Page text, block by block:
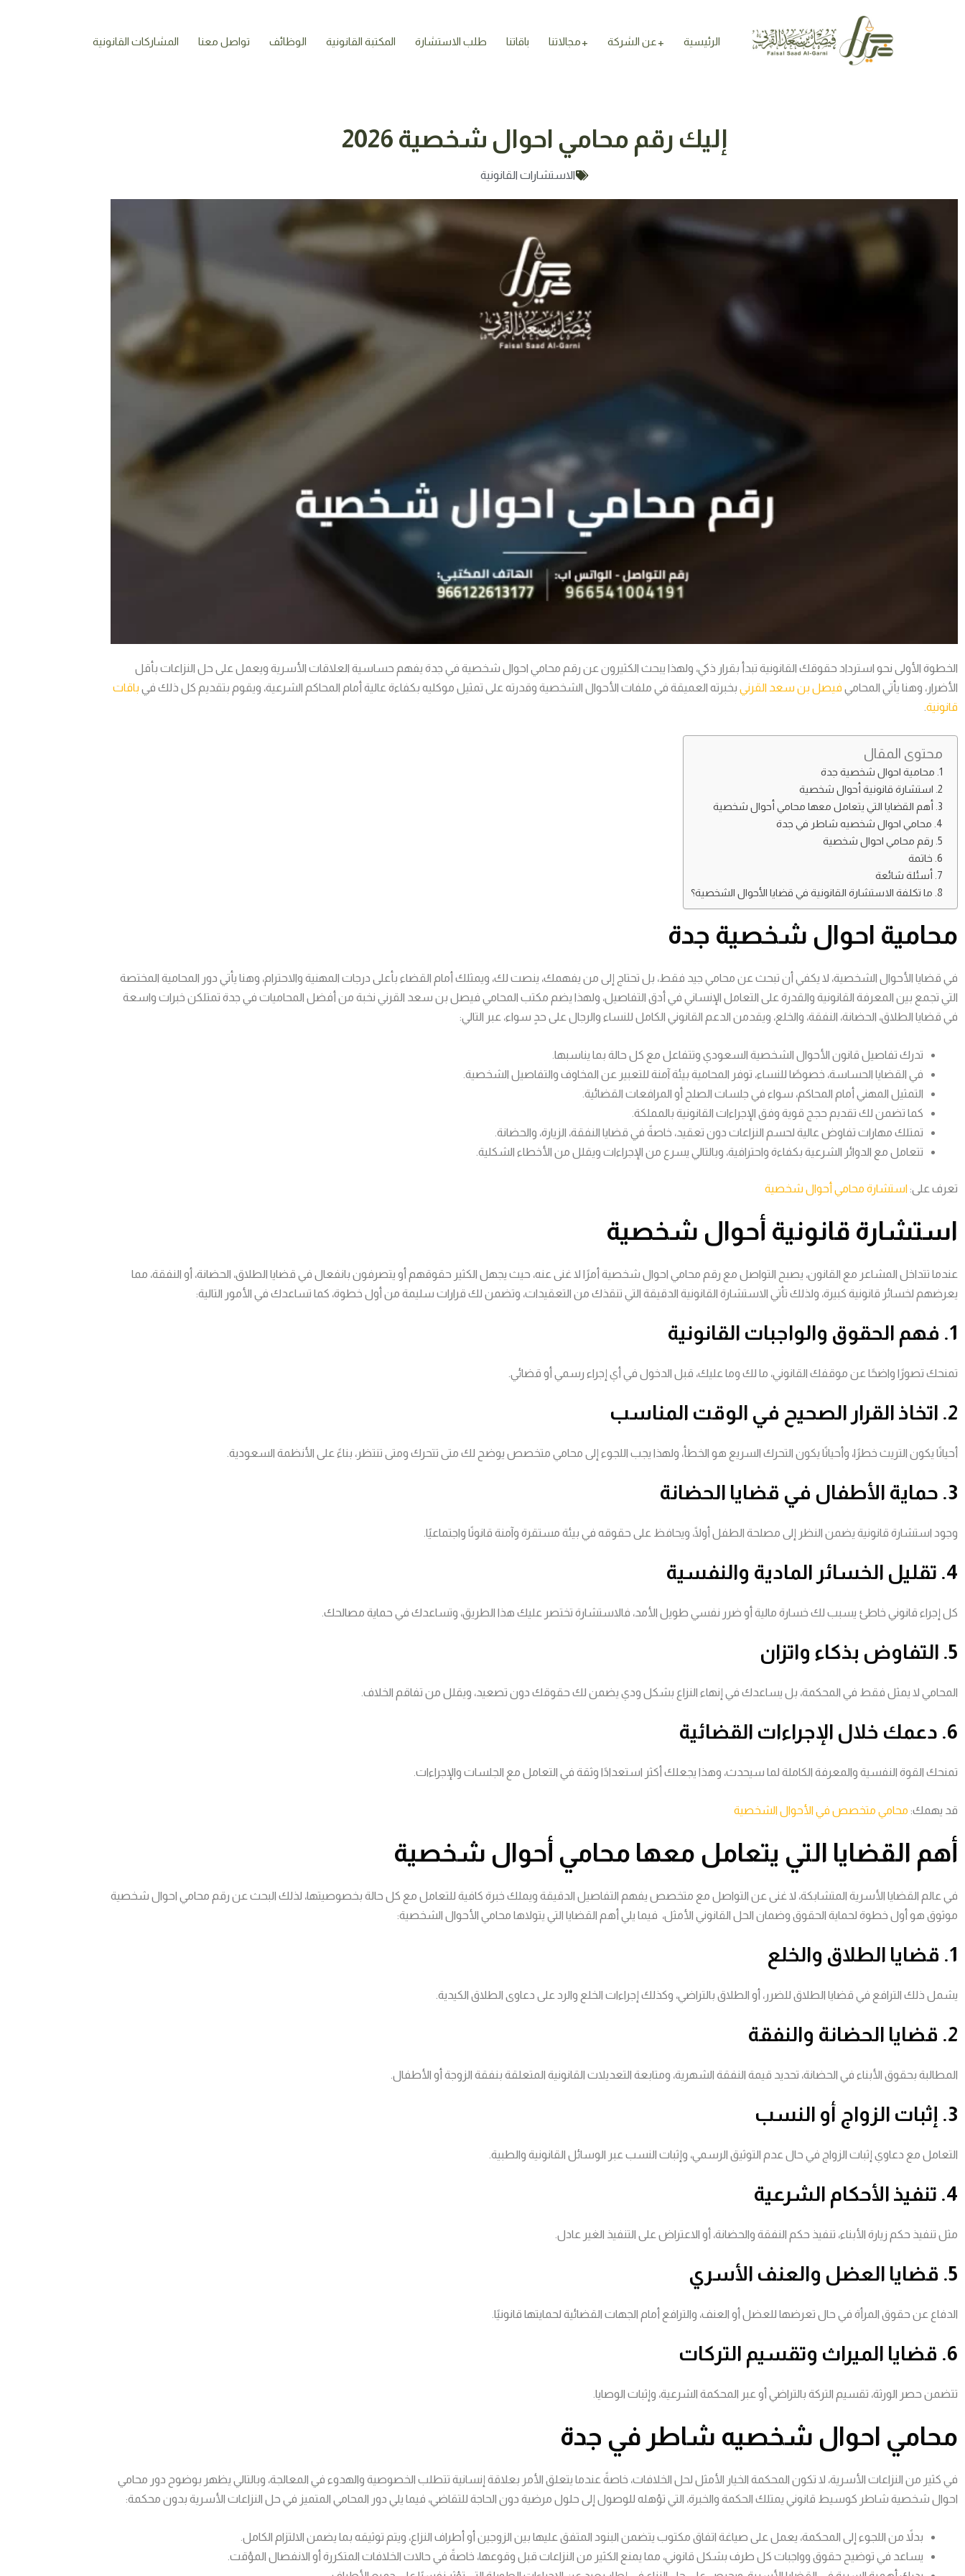
الرئيسية عن الشركة مجالاتنا باقاتنا طلب الاستشارة المكتبة القانونية الوظائف تواصل معنا المشاركات القانونية
إليك رقم محامي احوال شخصية 2026
الاستشارات القانونية
الخطوة الأولى نحو استرداد حقوقك القانونية تبدأ بقرار ذكي، ولهذا يبحث الكثيرون عن رقم محامي احوال شخصية في جدة يفهم حساسية العلاقات الأسرية ويعمل على حل النزاعات بأقل
الأضرار، وهنا يأتي المحامي فيصل بن سعد القرني بخبرته العميقة في ملفات الأحوال الشخصية وقدرته على تمثيل موكليه بكفاءة عالية أمام المحاكم الشرعية، ويقوم بتقديم كل ذلك في باقات
قانونية
محتوى المقال
محامية احوال شخصية جدة
استشارة قانونية أحوال شخصية
أهم القضايا التي يتعامل معها محامي أحوال شخصية
محامي احوال شخصيه شاطر في جدة
رقم محامي احوال شخصية
خاتمة
أسئلة شائعة
ما تكلفة الاستشارة القانونية في قضايا الأحوال الشخصية؟
محامية احوال شخصية جدة
في قضايا الأحوال الشخصية، لا يكفي أن تبحث عن محامي جيد فقط، بل تحتاج إلى من يفهمك، ينصت لك، ويمثلك أمام القضاء بأعلى درجات المهنية والاحترام، وهنا يأتي دور المحامية المختصة
التي تجمع بين المعرفة القانونية والقدرة على التعامل الإنساني في أدق التفاصيل، ولهذا يضم مكتب المحامي فيصل بن سعد القرني نخبة من أفضل المحاميات في جدة تمتلكن خبرات واسعة
في قضايا الطلاق، الحضانة، النفقة، والخلع، ويقدمن الدعم القانوني الكامل للنساء والرجال على حدٍ سواء، عبر التالي:
تدرك تفاصيل قانون الأحوال الشخصية السعودي وتتفاعل مع كل حالة بما يناسبها.
في القضايا الحساسة، خصوصًا للنساء، توفر المحامية بيئة آمنة للتعبير عن المخاوف والتفاصيل الشخصية.
التمثيل المهني أمام المحاكم، سواء في جلسات الصلح أو المرافعات القضائية.
كما تضمن لك تقديم حجج قوية وفق الإجراءات القانونية بالمملكة.
تمتلك مهارات تفاوض عالية لحسم النزاعات دون تعقيد، خاصةً في قضايا النفقة، الزيارة، والحضانة.
تتعامل مع الدوائر الشرعية بكفاءة واحترافية، وبالتالي يسرع من الإجراءات ويقلل من الأخطاء الشكلية.
تعرف على: استشارة محامي أحوال شخصية
استشارة قانونية أحوال شخصية
عندما تتداخل المشاعر مع القانون، يصبح التواصل مع رقم محامي احوال شخصية أمرًا لا غنى عنه، حيث يجهل الكثير حقوقهم أو يتصرفون بانفعال في قضايا الطلاق، الحضانة، أو النفقة، مما
يعرضهم لخسائر قانونية كبيرة، ولذلك تأتي الاستشارة القانونية الدقيقة التي تنقذك من التعقيدات، وتضمن لك قرارات سليمة من أول خطوة، كما تساعدك في الأمور التالية:
1. فهم الحقوق والواجبات القانونية
تمنحك تصورًا واضحًا عن موقفك القانوني، ما لك وما عليك، قبل الدخول في أي إجراء رسمي أو قضائي.
2. اتخاذ القرار الصحيح في الوقت المناسب
أحيانًا يكون التريث خطرًا، وأحيانًا يكون التحرك السريع هو الخطأ، ولهذا يجب اللجوء إلى محامي متخصص يوضح لك متى تتحرك ومتى تنتظر، بناءً على الأنظمة السعودية.
3. حماية الأطفال في قضايا الحضانة
وجود استشارة قانونية يضمن النظر إلى مصلحة الطفل أولًا، ويحافظ على حقوقه في بيئة مستقرة وآمنة قانونًا واجتماعيًا.
4. تقليل الخسائر المادية والنفسية
كل إجراء قانوني خاطئ يسبب لك خسارة مالية أو ضرر نفسي طويل الأمد، فالاستشارة تختصر عليك هذا الطريق، وتساعدك في حماية مصالحك.
5. التفاوض بذكاء واتزان
المحامي لا يمثل فقط في المحكمة، بل يساعدك في إنهاء النزاع بشكل ودي يضمن لك حقوقك دون تصعيد، ويقلل من تفاقم الخلاف.
6. دعمك خلال الإجراءات القضائية
تمنحك القوة النفسية والمعرفة الكاملة لما سيحدث، وهذا يجعلك أكثر استعدادًا وثقة في التعامل مع الجلسات والإجراءات.
قد يهمك: محامي متخصص في الأحوال الشخصية
أهم القضايا التي يتعامل معها محامي أحوال شخصية
في عالم القضايا الأسرية المتشابكة، لا غنى عن التواصل مع متخصص يفهم التفاصيل الدقيقة ويملك خبرة كافية للتعامل مع كل حالة بخصوصيتها، لذلك البحث عن رقم محامي احوال شخصية
موثوق هو أول خطوة لحماية الحقوق وضمان الحل القانوني الأمثل، فيما يلي أهم القضايا التي يتولاها محامي الأحوال الشخصية:
1. قضايا الطلاق والخلع
يشمل ذلك الترافع في قضايا الطلاق للضرر، أو الطلاق بالتراضي، وكذلك إجراءات الخلع والرد على دعاوى الطلاق الكيدية.
2. قضايا الحضانة والنفقة
المطالبة بحقوق الأبناء في الحضانة، تحديد قيمة النفقة الشهرية، ومتابعة التعديلات القانونية المتعلقة بنفقة الزوجة أو الأطفال.
3. إثبات الزواج أو النسب
التعامل مع دعاوي إثبات الزواج في حال عدم التوثيق الرسمي، وإثبات النسب عبر الوسائل القانونية والطبية.
4. تنفيذ الأحكام الشرعية
مثل تنفيذ حكم زيارة الأبناء، تنفيذ حكم النفقة والحضانة، أو الاعتراض على التنفيذ الغير عادل.
5. قضايا العضل والعنف الأسري
الدفاع عن حقوق المرأة في حال تعرضها للعضل أو العنف، والترافع أمام الجهات القضائية لحمايتها قانونيًا.
6. قضايا الميراث وتقسيم التركات
تتضمن حصر الورثة، تقسيم التركة بالتراضي أو عبر المحكمة الشرعية، وإثبات الوصايا.
محامي احوال شخصيه شاطر في جدة
في كثير من النزاعات الأسرية، لا تكون المحكمة الخيار الأمثل لحل الخلافات، خاصةً عندما يتعلق الأمر بعلاقة إنسانية تتطلب الخصوصية والهدوء في المعالجة، وبالتالي يظهر بوضوح دور محامي
احوال شخصية شاطر كوسيط قانوني يمتلك الحكمة والخبرة، التي تؤهله للوصول إلى حلول مرضية دون الحاجة للتقاضي، فيما يلي دور المحامي المتميز في حل النزاعات الأسرية بدون محكمة:
بدلاً من اللجوء إلى المحكمة، يعمل على صياغة اتفاق مكتوب يتضمن البنود المتفق عليها بين الزوجين أو أطراف النزاع، ويتم توثيقه بما يضمن الالتزام الكامل.
يساعد في توضيح حقوق وواجبات كل طرف بشكل قانوني، مما يمنع الكثير من النزاعات قبل وقوعها، خاصةً في حالات الخلافات المتكررة أو الانفصال المؤقت.